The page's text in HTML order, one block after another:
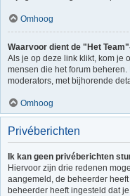
Omhoog
Waarvoor dient de "Het
Als je op deze link klikt, kom je
mensen die het forum
moderators, met bijhorende
Omhoog
Privéberichten
Ik kan geen privéberichten
Hiervoor zijn drie redenen
aangemeld, de beheerder
beheerder heeft ingesteld dat